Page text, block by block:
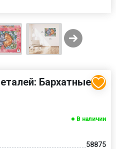
Бархатные
В наличии
58875